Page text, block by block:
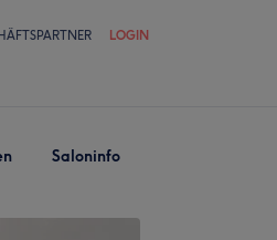
LOGIN
Saloninfo